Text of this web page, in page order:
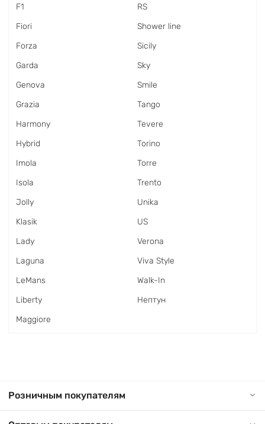
F1
Fiori
Forza
Garda
Genova
Grazia
Harmony
Hybrid
Imola
Isola
Jolly
Klasik
Lady
Laguna
LeMans
Liberty
Maggiore
RS
Shower line
Sicily
Sky
Smile
Tango
Tevere
Torino
Torre
Trento
Unika
US
Verona
Viva Style
Walk-In
Нептун
Розничным покупателям